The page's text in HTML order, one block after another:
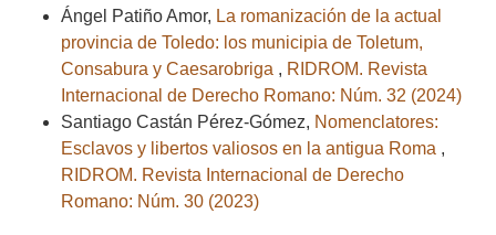
Ángel Patiño Amor, La romanización de la actual
provincia de Toledo: los municipia de Toletum,
Consabura y Caesarobriga , RIDROM. Revista
Internacional de Derecho Romano: Núm. 32 (2024)
Santiago Castán Pérez-Gómez, Nomenclatores:
Esclavos y libertos valiosos en la antigua Roma ,
RIDROM. Revista Internacional de Derecho
Romano: Núm. 30 (2023)